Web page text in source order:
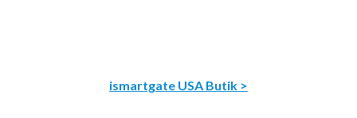
ismartgate USA Butik >